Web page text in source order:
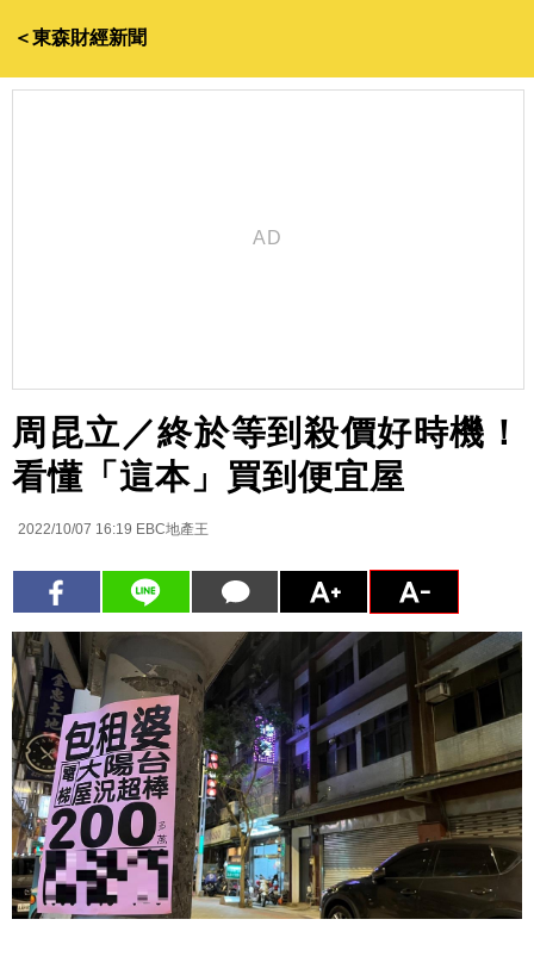
＜東森財經新聞
周昆立／終於等到殺價好時機！
看懂「這本」買到便宜屋
2022/10/07 16:19 EBC地產王